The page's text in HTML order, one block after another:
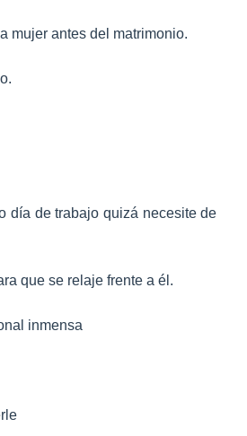
mujer antes del matrimonio.
día de trabajo quizá necesite de
que se relaje frente a él.
inmensa